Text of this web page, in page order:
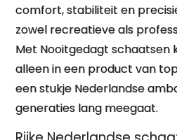
comfort, stabiliteit en
zowel recreatieve als
Met Nooitgedagt schaatsen
alleen in een product van
een stukje Nederlandse
generaties lang meegaat.